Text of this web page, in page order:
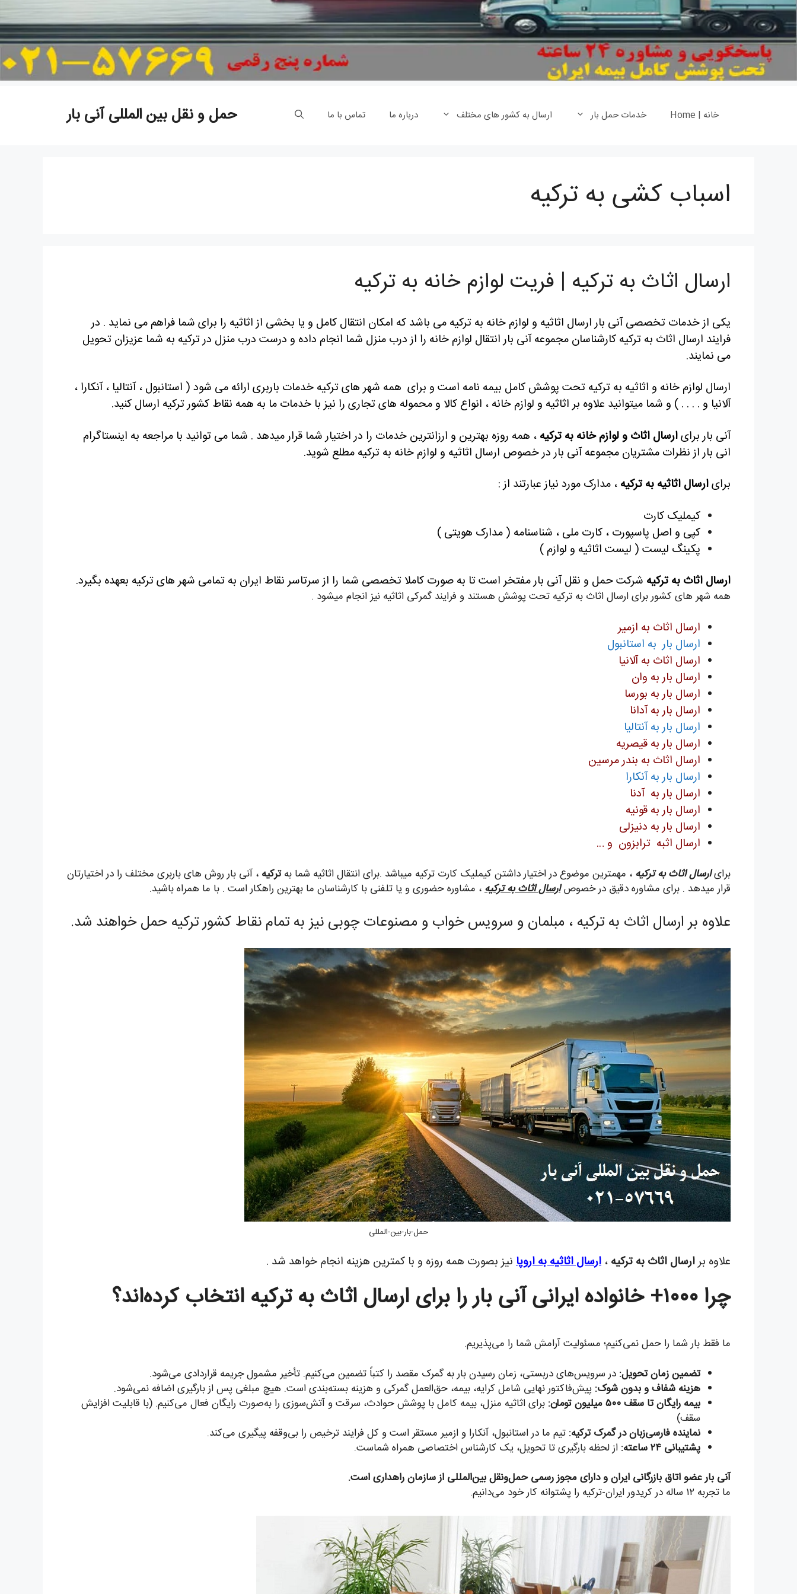
حمل و نقل بین المللی آنی بار خانه | Home خدمات حمل بار ارسال به کشور های مختلف درباره ما تماس با ما
اسباب کشی به ترکیه
ارسال اثاث به ترکیه | فریت لوازم خانه به ترکیه
یکی از خدمات تخصصی آنی بار ارسال اثاثیه و لوازم خانه به ترکیه می باشد که امکان انتقال کامل و یا بخشی از اثاثیه را برای شما فراهم می نماید . در
فرایند ارسال اثاث به ترکیه کارشناسان مجموعه آنی بار انتقال لوازم خانه را از درب منزل شما انجام داده و درست درب منزل در ترکیه به شما عزیزان تحویل
می نمایند.
ارسال لوازم خانه و اثاثیه به ترکیه تحت پوشش کامل بیمه نامه است و برای همه شهر های ترکیه خدمات باربری ارائه می شود ( استانبول ، آنتالیا ، آنکارا ،
آلانیا و . . . . ) و شما میتوانید علاوه بر اثاثیه و لوازم خانه ، انواع کالا و محموله های تجاری را نیز با خدمات ما به همه نقاط کشور ترکیه ارسال کنید.
آنی بار برایارسال اثاث و لوازم خانه به ترکیه ، همه روزه بهترین و ارزانترین خدمات را در اختیار شما قرار میدهد . شما می توانید با مراجعه به اینستاگرام
انی بار از نظرات مشتریان مجموعه آنی بار در خصوص ارسال اثاثیه و لوازم خانه به ترکیه مطلع شوید.
برایارسال اثاثیه به ترکیه ، مدارک مورد نیاز عبارتند از :
کیملیک کارت
کپی و اصل پاسپورت ، کارت ملی ، شناسنامه ( مدارک هویتی )
پکینگ لیست ( لیست اثاثیه و لوازم )
ارسال اثاث به ترکیه شرکت حمل و نقل آنی بار مفتخر است تا به صورت کاملا تخصصی شما را از سرتاسر نقاط ایران به تمامی شهر های ترکیه بعهده بگیرد.
همه شهر های کشور برای ارسال اثاث به ترکیه تحت پوشش هستند و فرایند گمرکی اثاثیه نیز انجام میشود .
ارسال اثاث به ازمير
ارسال بار به استانبول
ارسال اثاث بهآلانيا
ارسال بار به وان
ارسال بار به بورسا
ارسال بار به آدانا
ارسال بار به آنتاليا
ارسال بار به قيصريه
ارسال اثاث به بندر مرسین
ارسال بار به آنکارا
ارسال بار به آدنا
ارسال بار به قونیه
ارسال بار به دنیزلی
ارسال اثبه ترابزون و …
برایارسال اثاث به ترکیه ، مهمترین موضوع در اختیار داشتن کیملیک کارت ترکیه میباشد .برای انتقال اثاثیه شما بهترکیه ، آنی بار روش های باربری مختلف را در اختیارتان
قرار میدهد . برای مشاوره دقیق در خصوصارسال اثاث به ترکیه، مشاوره حضوری و یا تلفنی با کارشناسان ما بهترین راهکار است . با ما همراه باشید.
علاوه بر ارسال اثاث به ترکیه ، مبلمان و سرویس خواب و مصنوعات چوبی نیز به تمام نقاط کشور ترکیه حمل خواهند شد.
حمل-بار-بین-المللی
علاوه برارسال اثاث به ترکیه ، ارسال اثاثیه به اروپا نیز بصورت همه روزه و با کمترین هزینه انجام خواهد شد .
چرا ۱۰۰۰+ خانواده ایرانی آنی بار را برای ارسال اثاث به ترکیه انتخاب کرده‌اند؟
ما فقط بار شما را حمل نمی‌کنیم؛ مسئولیت آرامش شما را می‌پذیریم.
تضمین زمان تحویل: در سرویس‌های دربستی، زمان رسیدن بار به گمرک مقصد را کتباً تضمین می‌کنیم. تأخیر مشمول جریمه قراردادی می‌شود.
هزینه شفاف و بدون شوک: پیش‌فاکتور نهایی شامل کرایه، بیمه، حق‌العمل گمرکی و هزینه بسته‌بندی است. هیچ مبلغی پس از بارگیری اضافه نمی‌شود.
بیمه رایگان تا سقف ۵۰۰ میلیون تومان:
برای اثاثیه منزل، بیمه کامل با پوشش حوادث، سرقت و آتش‌سوزی را به‌صورت رایگان فعال می‌کنیم. (با قابلیت افزایش
سقف)
نماینده فارسی‌زبان در گمرک ترکیه: تیم ما در استانبول، آنکارا و ازمیر مستقر است و کل فرایند ترخیص را بی‌وقفه پیگیری می‌کند.
پشتیبانی ۲۴ ساعته:
از لحظه بارگیری تا تحویل، یک کارشناس اختصاصی همراه شماست.
آنی بار عضو اتاق بازرگانی ایران و دارای مجوز رسمی حمل‌ونقل بین‌المللی از سازمان راهداری است.
ما تجربه ۱۲ ساله در کریدور ایران-ترکیه را پشتوانه کار خود می‌دانیم.